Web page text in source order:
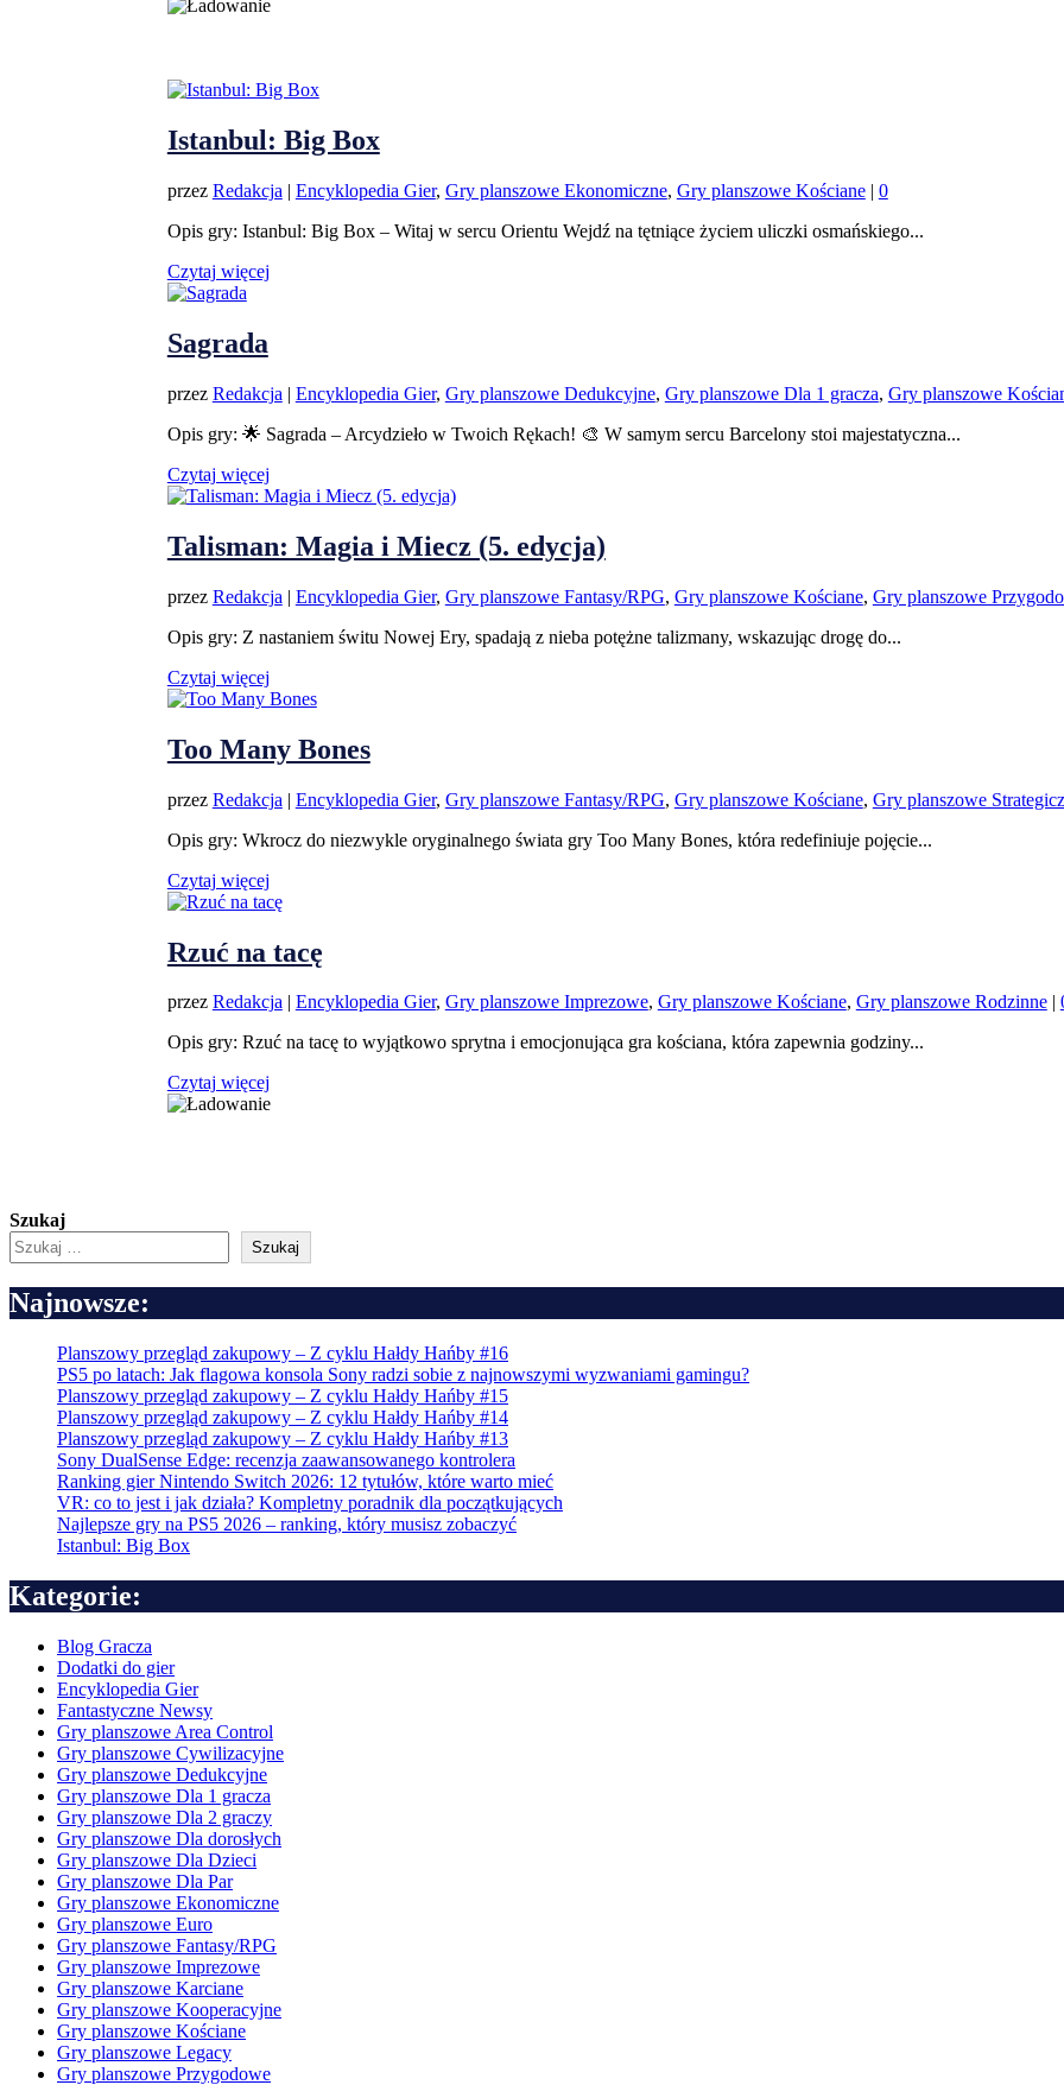
Istanbul: Big Box
przez Redakcja | Encyklopedia Gier, Gry planszowe Ekonomiczne, Gry planszowe Kościane| 0
Opis gry: Istanbul: Big Box – Witaj w sercu Orientu Wejdź na tętniące życiem uliczki osmańskiego...
Czytaj więcej
Sagrada
przez Redakcja | Encyklopedia Gier, Gry planszowe Dedukcyjne, Gry planszowe Dla 1 gracza, Gry planszowe
Opis gry: 🌟 Sagrada – Arcydzieło w Twoich Rękach! 🎨 W samym sercu Barcelony stoi majestatyczna...
Czytaj więcej
Talisman: Magia i Miecz (5. edycja)
przez Redakcja | Encyklopedia Gier, Gry planszowe Fantasy/RPG, Gry planszowe Kościane, Gry planszowe
Opis gry: Z nastaniem świtu Nowej Ery, spadają z nieba potężne talizmany, wskazując drogę do...
Czytaj więcej
Too Many Bones
przez Redakcja | Encyklopedia Gier, Gry planszowe Fantasy/RPG, Gry planszowe Kościane, Gry planszowe
Opis gry: Wkrocz do niezwykle oryginalnego świata gry Too Many Bones, która redefiniuje pojęcie...
Czytaj więcej
Rzuć na tacę
przez Redakcja| Encyklopedia Gier, Gry planszowe Imprezowe, Gry planszowe Kościane, Gry planszowe Rodzinne|
Opis gry: Rzuć na tacę to wyjątkowo sprytna i emocjonująca gra kościana, która zapewnia godziny...
Czytaj więcej
Szukaj
Szukaj
Najnowsze:
Planszowy przegląd zakupowy – Z cyklu Hałdy Hańby #16
PS5 po latach: Jak flagowa konsola Sony radzi sobie z najnowszymi wyzwaniami gamingu?
Planszowy przegląd zakupowy – Z cyklu Hałdy Hańby #15
Planszowy przegląd zakupowy – Z cyklu Hałdy Hańby #14
Planszowy przegląd zakupowy – Z cyklu Hałdy Hańby #13
Sony DualSense Edge: recenzja zaawansowanego kontrolera
Ranking gier Nintendo Switch 2026: 12 tytułów, które warto mieć
VR: co to jest i jak działa? Kompletny poradnik dla początkujących
Najlepsze gry na PS5 2026 – ranking, który musisz zobaczyć
Istanbul: Big Box
Kategorie:
Blog Gracza
Dodatki do gier
Encyklopedia Gier
Fantastyczne Newsy
Gry planszowe Area Control
Gry planszowe Cywilizacyjne
Gry planszowe Dedukcyjne
Gry planszowe Dla 1 gracza
Gry planszowe Dla 2 graczy
Gry planszowe Dla dorosłych
Gry planszowe Dla Dzieci
Gry planszowe Dla Par
Gry planszowe Ekonomiczne
Gry planszowe Euro
Gry planszowe Fantasy/RPG
Gry planszowe Imprezowe
Gry planszowe Karciane
Gry planszowe Kooperacyjne
Gry planszowe Kościane
Gry planszowe Legacy
Gry planszowe Przygodowe